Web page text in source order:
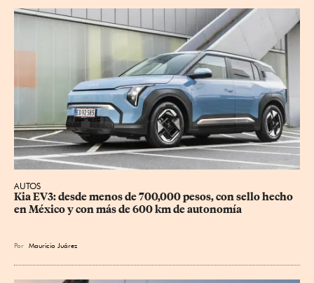
AUTOS
Kia EV3: desde menos de 700,000 pesos, con sello hecho
en México y con más de 600 km de autonomía
Por Mauricio Juárez